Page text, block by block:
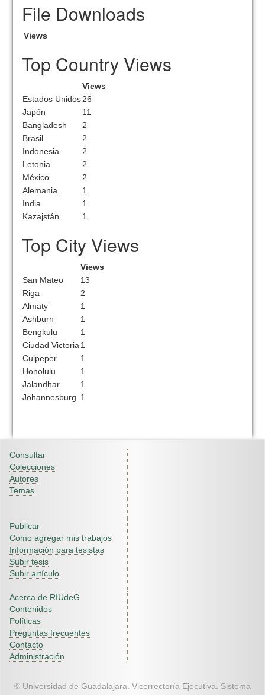
File Downloads
Views
Top Country Views
Views
Estados Unidos26
Japón
11
Bangladesh
2
Brasil
2
Indonesia
2
Letonia
2
México
2
Alemania
1
India
1
Kazajstán
1
Top City Views
Views
San Mateo
13
Riga
2
Almaty
1
Ashburn
1
Bengkulu
1
Ciudad Victoria 1
Culpeper
1
Honolulu
1
Jalandhar
1
Johannesburg 1
Consultar
Colecciones
Autores
Temas
Publicar
Como agregar mis trabajos
Información para tesistas
Subir tesis
Subir artículo
Acerca de RIUdeG
Contenidos
Políticas
Preguntas frecuentes
Contacto
Administración
© Universidad de Guadalajara. Vicerrectoría Ejecutiva. Sistema